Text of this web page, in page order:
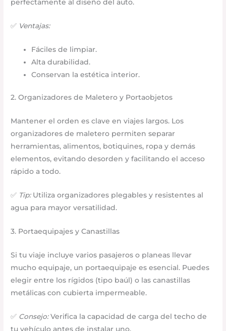
perfectamente al diseño del auto.
✅ Ventajas:
Fáciles de limpiar.
Alta durabilidad.
Conservan la estética interior.
2. Organizadores de Maletero y Portaobjetos
Mantener el orden es clave en viajes largos. Los
organizadores de maletero permiten separar
herramientas, alimentos, botiquines, ropa y demás
elementos, evitando desorden y facilitando el acceso
rápido a todo.
✅ Tip:Utiliza organizadores plegables y resistentes al
agua para mayor versatilidad.
3. Portaequipajes y Canastillas
Si tu viaje incluye varios pasajeros o planeas llevar
mucho equipaje, un portaequipaje es esencial. Puedes
elegir entre los rígidos (tipo baúl) o las canastillas
metálicas con cubierta impermeable.
✅ Consejo:Verifica la capacidad de carga del techo de
tu vehículo antes de instalar uno.